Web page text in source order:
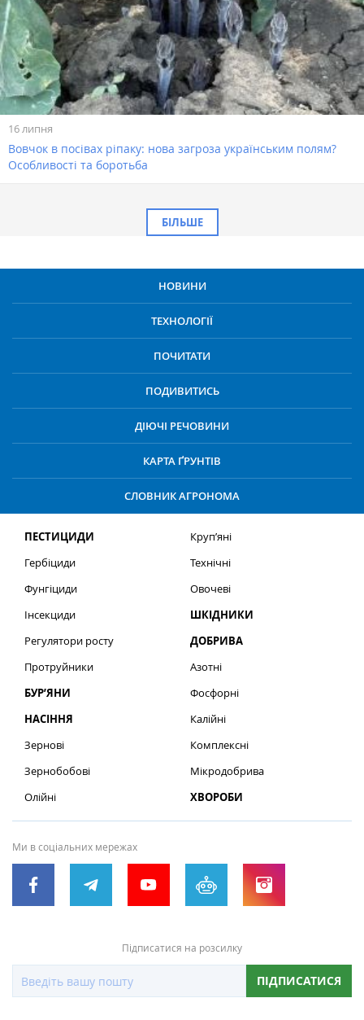
16 липня
Вовчок в посівах ріпаку: нова загроза українським полям?
Особливості та боротьба
БІЛЬШЕ
НОВИНИ
ТЕХНОЛОГІЇ
ПОЧИТАТИ
ПОДИВИТИСЬ
ДІЮЧІ РЕЧОВИНИ
КАРТА ҐРУНТІВ
СЛОВНИК АГРОНОМА
ПЕСТИЦИДИ
Гербіциди
Фунгіциди
Інсекциди
Регулятори росту
Протруйники
БУР’ЯНИ
НАСІННЯ
Зернові
Зернобобові
Олійні
Круп’яні
Технічні
Овочеві
ШКІДНИКИ
ДОБРИВА
Азотні
Фосфорні
Калійні
Комплексні
Мікродобрива
ХВОРОБИ
Ми в соціальних мережах
Підписатися на розсилку
ПІДПИСАТИСЯ